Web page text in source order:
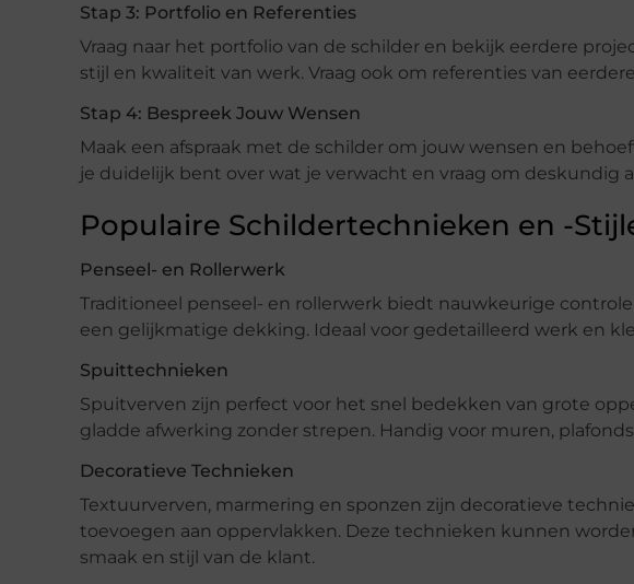
Stap 3: Portfolio en Referenties
Vraag naar het portfolio van de schilder en bekijk eerdere
stijl en kwaliteit van werk. Vraag ook om referenties van
Stap 4: Bespreek Jouw Wensen
Maak een afspraak met de schilder om jouw wensen en
je duidelijk bent over wat je verwacht en vraag om deskundig
Populaire Schildertechnieken en -
Penseel- en Rollerwerk
Traditioneel penseel- en rollerwerk biedt nauwkeurige
een gelijkmatige dekking. Ideaal voor gedetailleerd werk en
Spuittechnieken
Spuitverven zijn perfect voor het snel bedekken van grote
gladde afwerking zonder strepen. Handig voor muren,
Decoratieve Technieken
Textuurverven, marmering en sponzen zijn decoratieve
toevoegen aan oppervlakken. Deze technieken kunnen
smaak en stijl van de klant.